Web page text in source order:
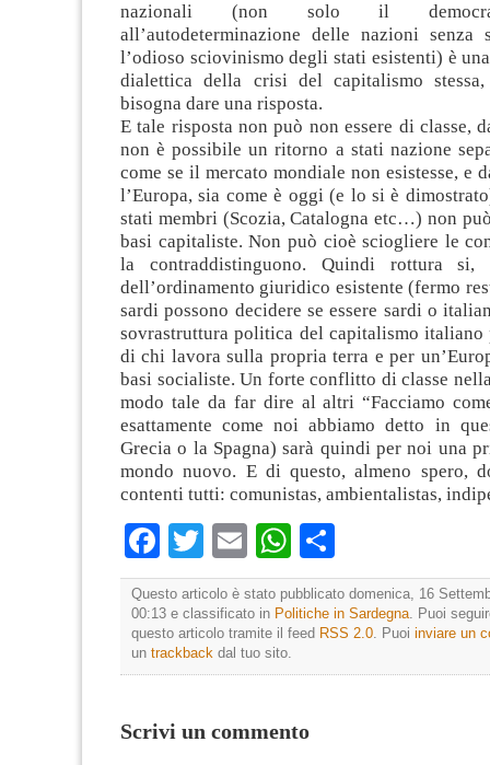
nazionali (non solo il
all’autodeterminazione delle nazioni senza
l’odioso sciovinismo degli stati esistenti) è
dialettica della crisi del capitalismo
bisogna dare una risposta.
E tale risposta non può non essere di classe,
non è possibile un ritorno a stati nazione
come se il mercato mondiale non esistesse, e
l’Europa, sia come è oggi (e lo si è
stati membri (Scozia, Catalogna etc…) non
basi capitaliste. Non può cioè sciogliere le
la contraddistinguono. Quindi rottura
dell’ordinamento giuridico esistente (fermo
sardi possono decidere se essere sardi o
sovrastruttura politica del capitalismo italiano
di chi lavora sulla propria terra e per
basi socialiste. Un forte conflitto di classe
modo tale da far dire al altri “Facciamo
esattamente come noi abbiamo detto in
Grecia o la Spagna) sarà quindi per noi una
mondo nuovo. E di questo, almeno spero,
contenti tutti: comunistas, ambientalistas,
Facebook
TwitterEmailWhatsApp
Questo articolo è stato pubblicato domenica, 16
00:13 e classificato in Politiche in Sardegna. Puoi
questo articolo tramite il feed RSS 2.0. Puoi inviare un
un trackback dal tuo sito.
Scrivi un commento